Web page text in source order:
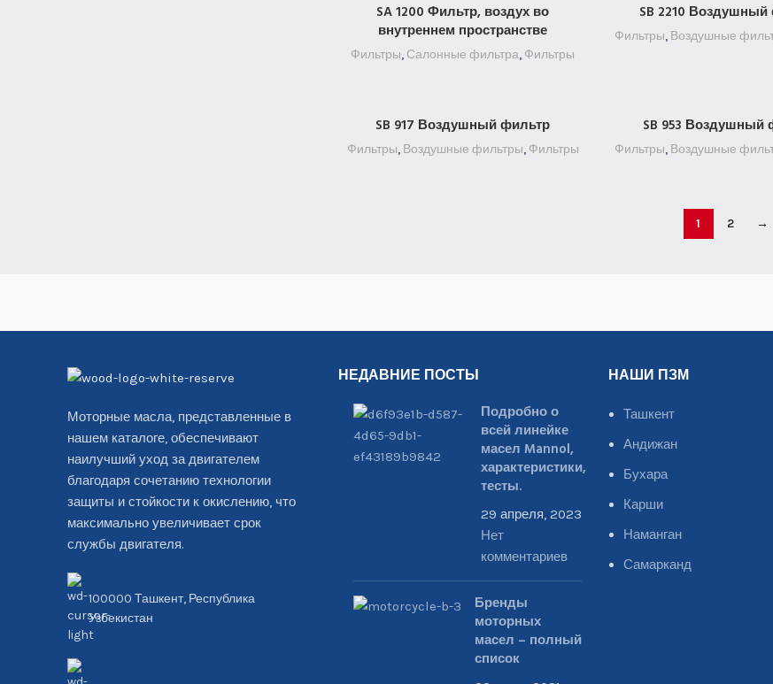
ПОДРОБНЕЕ
SA 1200 Фильтр, воздух во
внутреннем пространстве
Фильтры, Салонные фильтра, Фильтры
ПОДРОБНЕЕ
SB 2210
Фильтры, Воздушные
ПОДРОБНЕЕ
SB 917 Воздушный фильтр
Фильтры, Воздушные фильтры, Фильтры
ПОДРОБНЕЕ
SB 953 Воздушный
Фильтры, Воздушные
1 2 →
Моторные масла, представленные в
нашем каталоге, обеспечивают
наилучший уход за двигателем
благодаря сочетанию технологии
защиты и стойкости к окислению, что
максимально увеличивает срок
службы двигателя.
100000 Ташкент, Республика
Узбекистан
НЕДАВНИЕ ПОСТЫ
Подробно о
всей линейке
масел Mannol,
характеристики,
тесты.
29 апреля, 2023
Нет
комментариев
Бренды
моторных
масел – полный
список
НАШИ ПЗМ
Ташкент
Андижан
Бухара
Карши
Наманган
Самарканд